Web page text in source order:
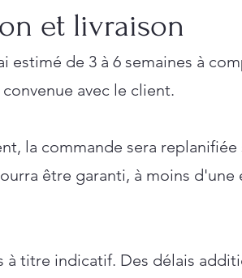
et livraison
estimé de 3 à 6 semaines à
avec le client.
la commande sera
être garanti, à moins
à titre indicatif. Des délais